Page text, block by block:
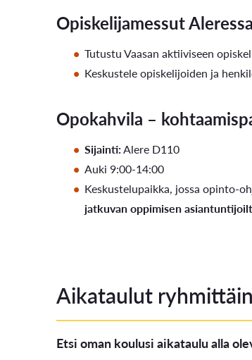
Opiskelijamessut Aleressa
Tutustu Vaasan aktiiviseen
Keskustele opiskelijoiden ja
Opokahvila –
Sijainti:Alere D110
Auki 9:00-14:00
Keskustelupaikka, jossa opinto-
jatkuvan oppimisen
Aikataulut
Etsi oman koulusi aikataulu alla